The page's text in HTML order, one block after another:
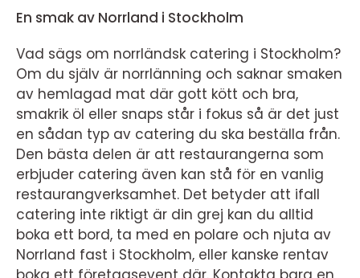
En smak av Norrland i Stockholm
Vad sägs om norrländsk catering i Stockholm?
Om du själv är norrlänning och saknar smaken
av hemlagad mat där gott kött och bra,
smakrik öl eller snaps står i fokus så är det just
en sådan typ av catering du ska beställa från.
Den bästa delen är att restaurangerna som
erbjuder catering även kan stå för en vanlig
restaurangverksamhet. Det betyder att ifall
catering inte riktigt är din grej kan du alltid
boka ett bord, ta med en polare och njuta av
Norrland fast i Stockholm, eller kanske rentav